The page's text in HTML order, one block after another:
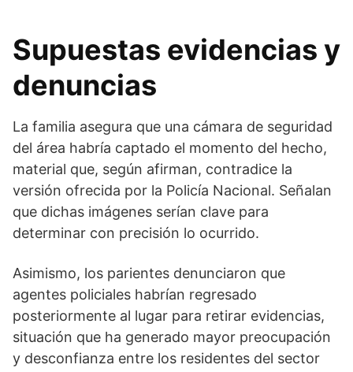
Supuestas evidencias y
denuncias
La familia asegura que una cámara de seguridad
del área habría captado el momento del hecho,
material que, según afirman, contradice la
versión ofrecida por la Policía Nacional. Señalan
que dichas imágenes serían clave para
determinar con precisión lo ocurrido.
Asimismo, los parientes denunciaron que
agentes policiales habrían regresado
posteriormente al lugar para retirar evidencias,
situación que ha generado mayor preocupación
y desconfianza entre los residentes del sector